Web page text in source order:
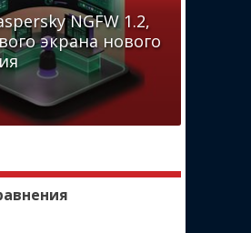
NGFW 1.2,
экрана нового